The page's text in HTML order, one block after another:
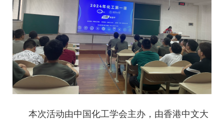
本次活动由中国化工学会主办，由香港中文大